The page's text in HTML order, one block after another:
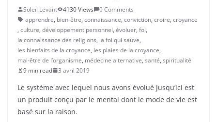
Soleil Levant 4130 Views
0 Comments
apprendre, bien-être, connaissance, conviction, croire, croyance
, culture, développement personnel, évoluer, foi,
la connaissance des religions, la foi qui sauve,
les bienfaits de la croyance, les plaies de la croyance,
mal-être de l’organisme, médecine alternative, santé, spiritualité
9 min read
3 avril 2019
Le système avec lequel nous avons évolué jusqu’ici est
un produit conçu par le mental dont le mode de vie est
basé sur la raison.